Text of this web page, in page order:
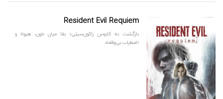
Resident Evil Requiem
بازگشت به کابوس راکون‌سیتی؛ بقا میان خون، هیولا و
اضطراب بی‌وقفه.